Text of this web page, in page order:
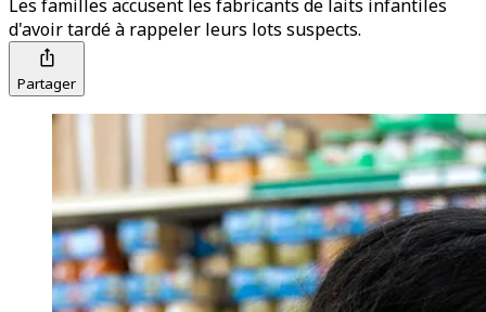
Les familles accusent les fabricants de laits infantiles
d'avoir tardé à rappeler leurs lots suspects.
Partager